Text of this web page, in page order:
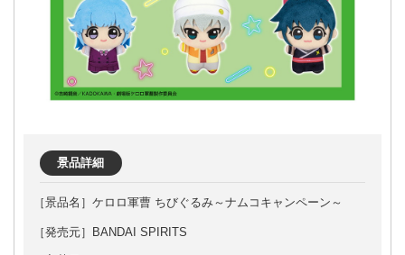
景品詳細
ケロロ軍曹 ちびぐるみ～ナムコキャンペーン～
［発売元］BANDAI SPIRITS